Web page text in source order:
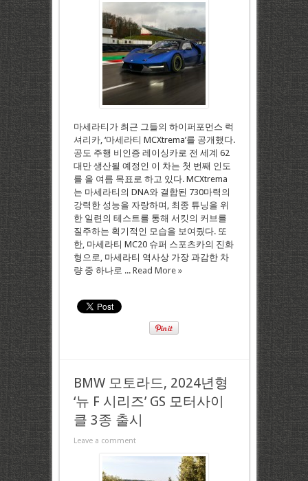
마세라티가 최근 그들의 하이퍼포먼스 럭
셔리카, ‘마세라티 MCXtrema’를 공개했다.
공도 주행 비인증 레이싱카로 전 세계 62
대만 생산될 예정인 이 차는 첫 번째 인도
를 올 여름 목표로 하고 있다. MCXtrema
는 마세라티의 DNA와 결합된 730마력의
강력한 성능을 자랑하며, 최종 튜닝을 위
한 일련의 테스트를 통해 서킷의 커브를
질주하는 획기적인 모습을 보여줬다. 또
한, 마세라티 MC20 슈퍼 스포츠카의 진화
형으로, 마세라티 역사상 가장 과감한 차
량 중 하나로 ... Read More »
BMW 모토라드, 2024년형
‘뉴 F 시리즈’ GS 모터사이
클 3종 출시
Leave a comment